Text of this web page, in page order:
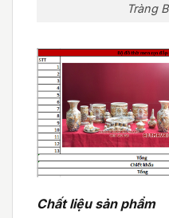
Tràng
Chất liệu sản phẩm